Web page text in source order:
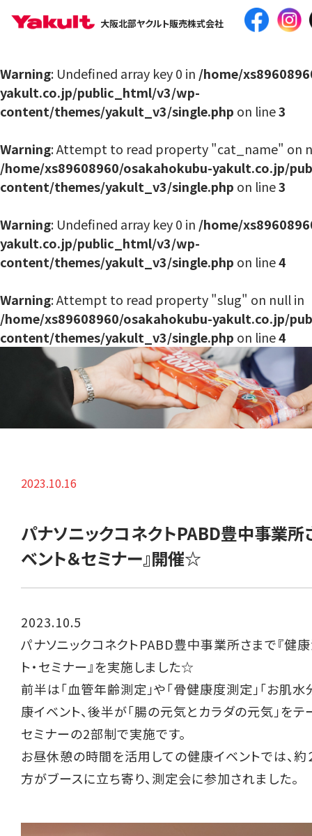
大阪北部ヤクルト販売株式会社
Warning: Undefined array key 0 in /home/
yakult.co.jp/public_html/v3/wp-
content/themes/yakult_v3/single.php on line3
Warning: Attempt to read property "cat_name" on
/home/xs89608960/osakahokubu-yakult.co.jp/
content/themes/yakult_v3/single.php on line3
Warning: Undefined array key 0 in /home/
yakult.co.jp/public_html/v3/wp-
content/themes/yakult_v3/single.php on line4
Warning: Attempt to read property "slug" on null in
/home/xs89608960/osakahokubu-yakult.co.jp/
content/themes/yakult_v3/single.php on line4
2023.10.16
パナソニックコネクトPABD豊中事業所
ベント＆セミナー』開催☆
2023.10.5
パナソニックコネクトPABD豊中事業所さまで『健
ト・セミナー』を実施しました☆
前半は「血管年齢測定」や「骨健康度測定」「お肌水
康イベント、後半が「腸の元気とカラダの元気」を
セミナーの2部制で実施です。
お昼休憩の時間を活用しての健康イベントでは、約
方がブースに立ち寄り、測定会に参加されました。